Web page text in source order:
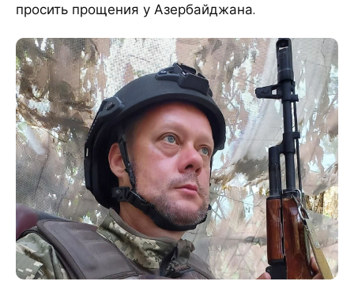
просить прощения у Азербайджана.